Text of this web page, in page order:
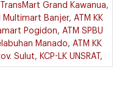
Grand Kawanua,
Multimart Banjer, ATM KK
Pogidon, ATM SPBU
Manado, ATM KK
Sulut, KCP-LK UNSRAT ,